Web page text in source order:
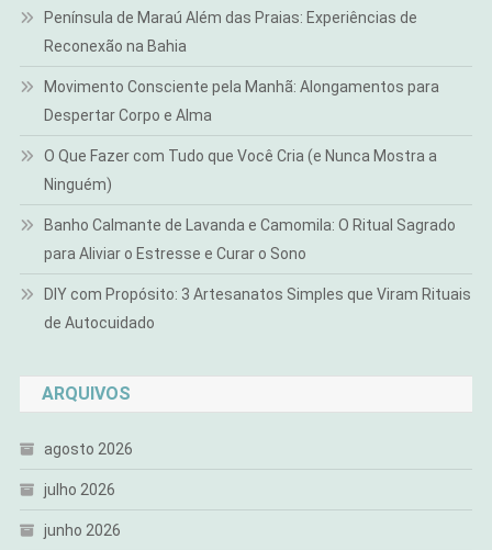
Península de Maraú Além das Praias: Experiências de
Reconexão na Bahia
Movimento Consciente pela Manhã: Alongamentos para
Despertar Corpo e Alma
O Que Fazer com Tudo que Você Cria (e Nunca Mostra a
Ninguém)
Banho Calmante de Lavanda e Camomila: O Ritual Sagrado
para Aliviar o Estresse e Curar o Sono
DIY com Propósito: 3 Artesanatos Simples que Viram Rituais
de Autocuidado
ARQUIVOS
agosto 2026
julho 2026
junho 2026